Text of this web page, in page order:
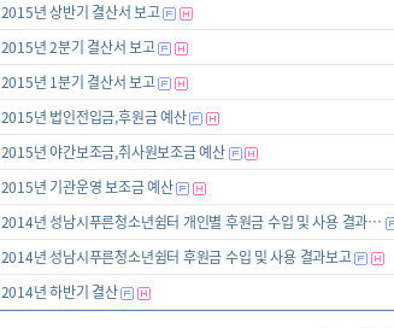
2015년 상반기 결산서 보고
2015년 2분기 결산서 보고
2015년 1분기 결산서 보고
2015년 법인전입금,후원금 예산
2015년 야간보조금,취사원보조금 예산
2015년 기관운영 보조금 예산
2014년 성남시푸른청소년쉼터 개인별 후원금 수입 및 사용 결과…
2014년 성남시푸른청소년쉼터 후원금 수입 및 사용 결과보고
2014년 하반기 결산